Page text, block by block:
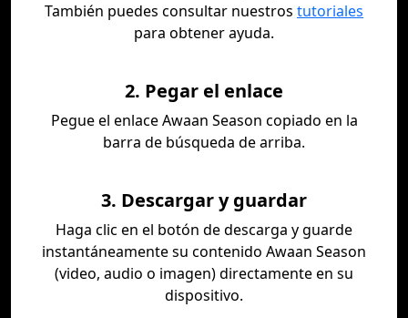
También puedes consultar nuestros tutoriales
para obtener ayuda.
2. Pegar el enlace
Pegue el enlace Awaan Season copiado en la
barra de búsqueda de arriba.
3. Descargar y guardar
Haga clic en el botón de descarga y guarde
instantáneamente su contenido Awaan Season
(video, audio o imagen) directamente en su
dispositivo.